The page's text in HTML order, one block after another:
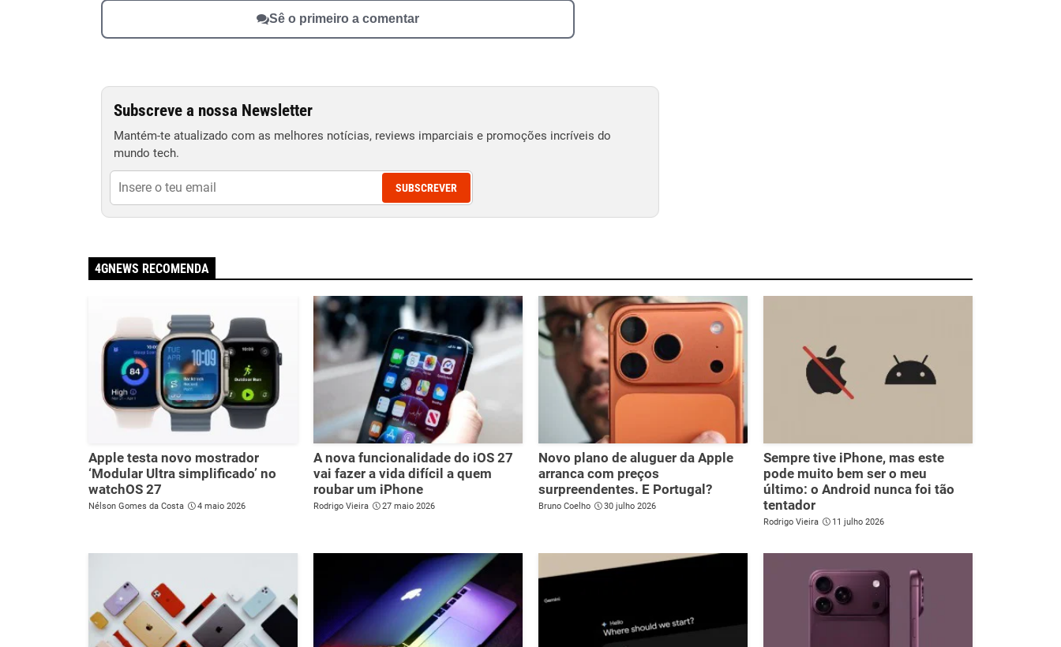
Sê o primeiro a comentar
Subscreve a nossa Newsletter
Mantém-te atualizado com as melhores notícias, reviews imparciais e promoções incríveis do
mundo tech.
SUBSCREVER
4GNEWS RECOMENDA
Apple testa novo mostrador
‘Modular Ultra simplificado’ no
watchOS 27
Nélson Gomes da Costa 4 maio 2026
A nova funcionalidade do iOS 27
vai fazer a vida difícil a quem
roubar um iPhone
Rodrigo Vieira 27 maio 2026
Novo plano de aluguer da Apple
arranca com preços
surpreendentes. E Portugal?
Bruno Coelho 30 julho 2026
Sempre tive iPhone, mas este
pode muito bem ser o meu
último: o Android nunca foi tão
tentador
Rodrigo Vieira 11 julho 2026